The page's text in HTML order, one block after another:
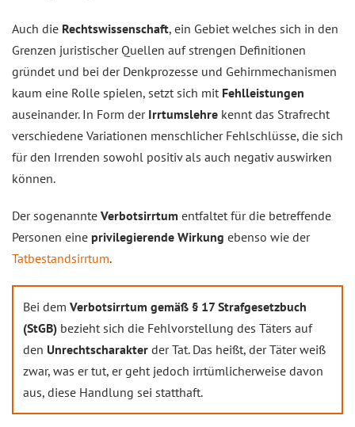
Auch die Rechtswissenschaft, ein Gebiet welches sich in den
Grenzen juristischer Quellen auf strengen Definitionen
gründet und bei der Denkprozesse und Gehirnmechanismen
kaum eine Rolle spielen, setzt sich mit Fehlleistungen
auseinander. In Form der Irrtumslehre kennt das Strafrecht
verschiedene Variationen menschlicher Fehlschlüsse, die sich
für den Irrenden sowohl positiv als auch negativ auswirken
können.
Der sogenannte Verbotsirrtum entfaltet für die betreffende
Personen eine privilegierende Wirkung ebenso wie der
Tatbestandsirrtum.
Bei dem Verbotsirrtum gemäß § 17 Strafgesetzbuch
(StGB) bezieht sich die Fehlvorstellung des Täters auf
den Unrechtscharakter der Tat. Das heißt, der Täter weiß
zwar, was er tut, er geht jedoch irrtümlicherweise davon
aus, diese Handlung sei statthaft.